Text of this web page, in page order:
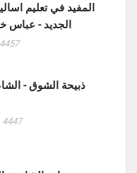
المفيد في تعليم
الجديد - عباس
4457
ذبيحة الشوق -
4447